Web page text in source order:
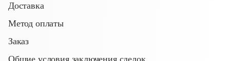
Доставка
Метод оплаты
Заказ